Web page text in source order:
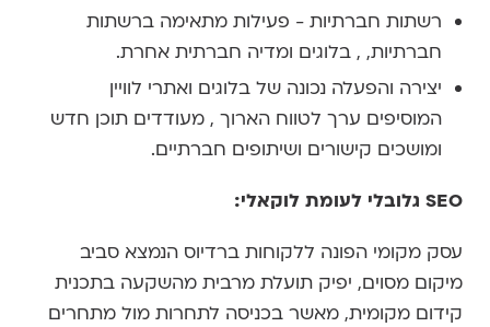
רשתות חברתיות - פעילות מתאימה ברשתות
חברתיות, , בלוגים ומדיה חברתית אחרת.
יצירה והפעלה נכונה של בלוגים ואתרי לוויין
המוסיפים ערך לטווח הארוך , מעודדים תוכן חדש
ומושכים קישורים ושיתופים חברתיים.
SEO גלובלי לעומת לוקאלי:
עסק מקומי הפונה ללקוחות ברדיוס הנמצא סביב
מיקום מסוים, יפיק תועלת מרבית מהשקעה בתכנית
קידום מקומית, מאשר בכניסה לתחרות מול מתחרים